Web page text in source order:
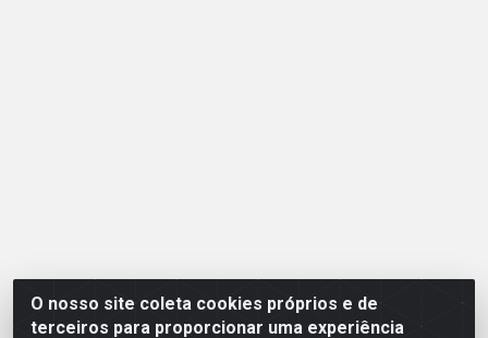
O nosso site coleta cookies próprios e de
terceiros para proporcionar uma experiência
Opção Atacadista - Setor De Industria Qi 21 Lt 23 A 41,